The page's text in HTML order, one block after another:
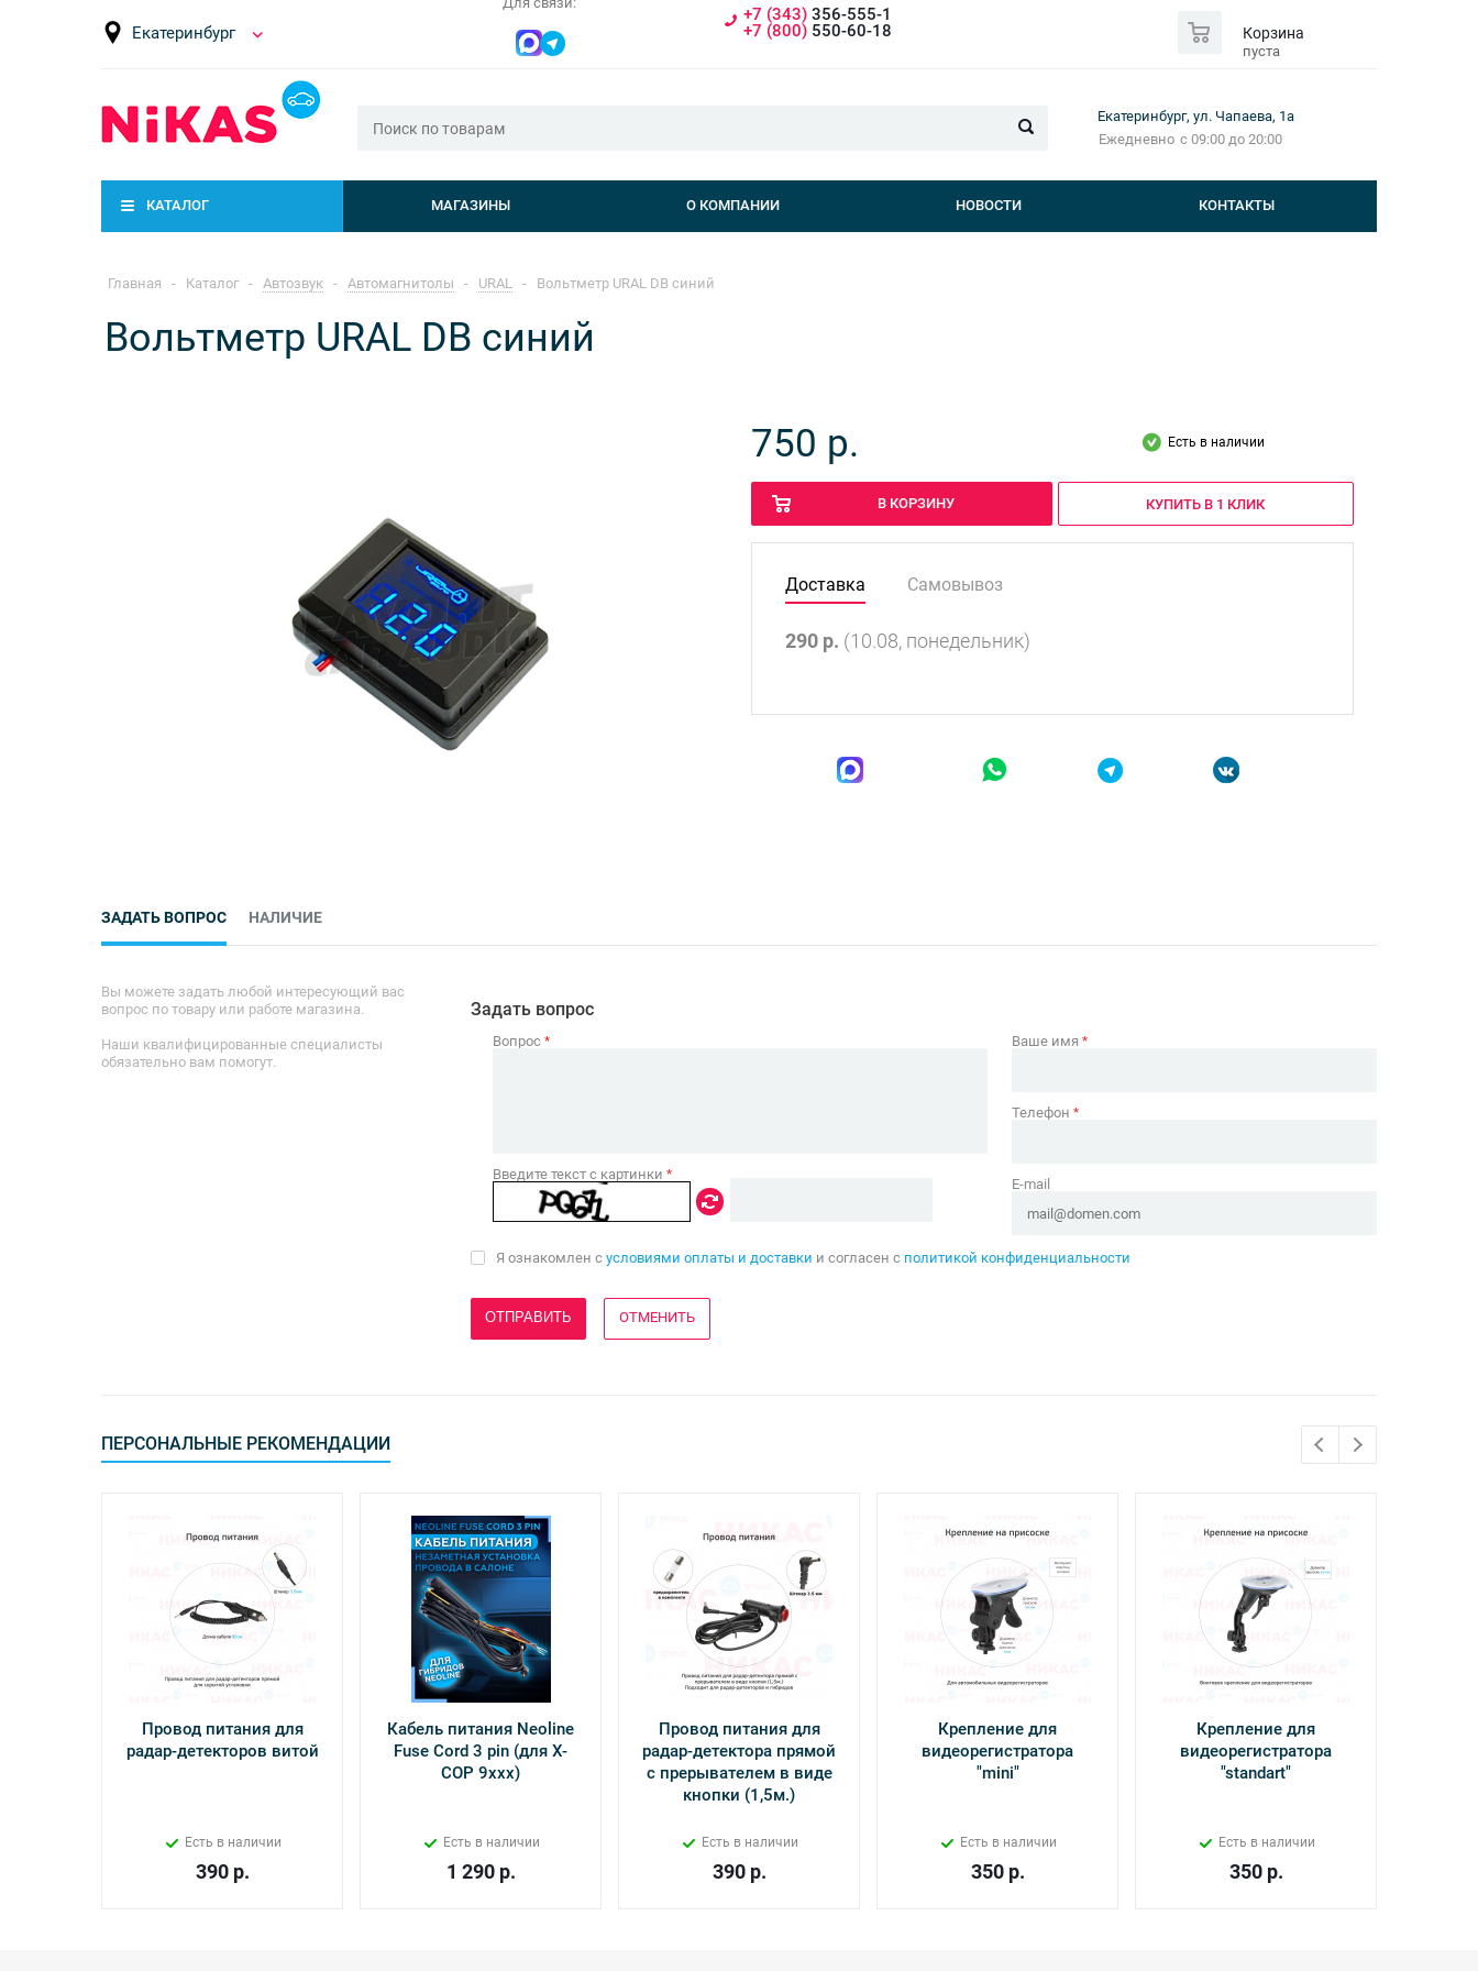
Екатеринбург
+7 (343) 356-555-1
+7 (800) 550-60-18 Корзина
пуста
Екатеринбург, ул. Чапаева, 1а
Ежедневно с 09:00 до 20:00
КАТАЛОГ МАГАЗИНЫ О КОМПАНИИ НОВОСТИ КОНТАКТЫ
Главная - Каталог - Автозвук - Автомагнитолы - URAL - Вольтметр URAL DB синий
Вольтметр URAL DB синий
750 р. Есть в наличии
В КОРЗИНУ КУПИТЬ В 1 КЛИК
Доставка Самовывоз
290 р. (10.08, понедельник)
ЗАДАТЬ ВОПРОС НАЛИЧИЕ
Вы можете задать любой интересующий вас
вопрос по товару или работе магазина.
Наши квалифицированные специалисты
обязательно вам помогут.
Задать вопрос
Вопрос* Ваше имя *
Телефон *
E-mail
Введите текст с картинки*
Я ознакомлен сусловиями оплаты и доставки и согласен с политикой конфиденциальности
ОТМЕНИТЬ
ПЕРСОНАЛЬНЫЕ РЕКОМЕНДАЦИИ
Провод питания для
радар-детекторов витой
Есть в наличии
390р.
Кабель питания Neoline
Fuse Cord 3 pin (для Х-
СОР 9ххх)
Есть в наличии
1 290р.
Провод питания для
радар-детектора прямой
с прерывателем в виде
кнопки (1,5м.)
Есть в наличии
390р.
Крепление для
видеорегистратора
"mini"
Есть в наличии
350р.
Крепление для
видеорегистратора
"standart"
Есть в наличии
350р.